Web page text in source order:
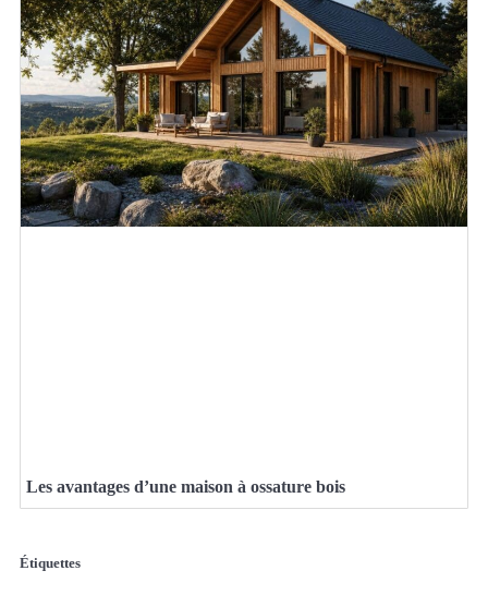
Les avantages d’une maison à ossature bois
Étiquettes